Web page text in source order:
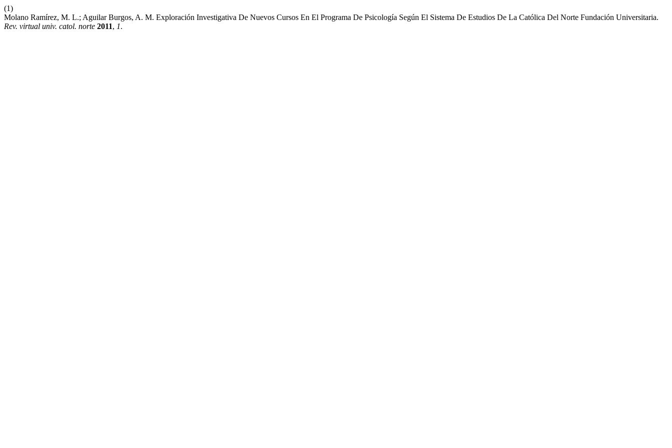
(1)
Molano Ramírez, M. L.; Aguilar Burgos, A. M. Exploración Investigativa De Nuevos Cursos En El Programa De Psicología Según El Sistema De Estudios De La Católica Del Norte Fundación Universitaria.
Rev. virtual univ. catol. norte 2011, 1.